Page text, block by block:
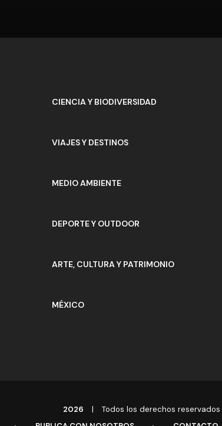
CIENCIA Y BIODIVERSIDAD
VIAJES Y DESTINOS
MEDIO AMBIENTE
DEPORTE Y OUTDOOR
ARTE, CULTURA Y PATRIMONIO
MÉXICO
2026 |
Todos los derechos reservados